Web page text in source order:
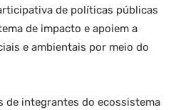
de políticas públicas
de impacto e apoiem a
e ambientais por meio do
de integrantes do ecossistema